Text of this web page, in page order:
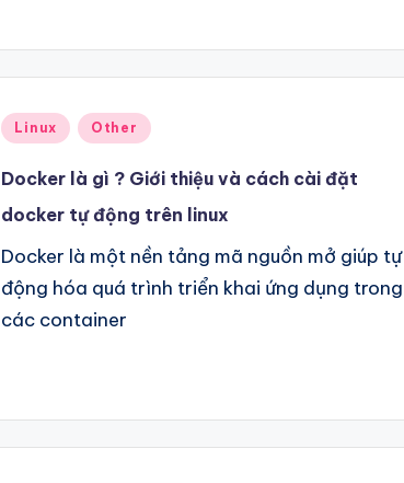
Posted
Linux Other
Docker là gì ? Giới thiệu và cách cài đặt
docker tự động trên linux
Docker là một nền tảng mã nguồn mở giúp tự
động hóa quá trình triển khai ứng dụng trong
các container